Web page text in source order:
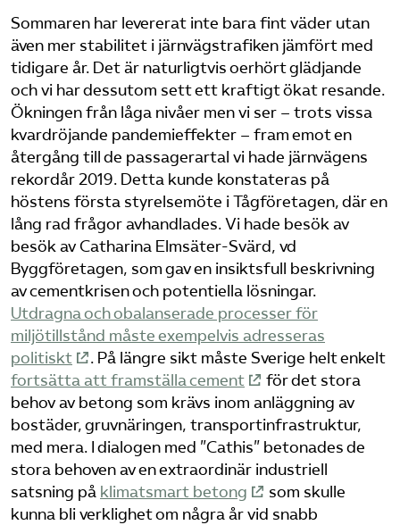
Bli medlem
Logga in på Arbetsgivarguiden
Sök på tagforetagen.se
Sommaren har levererat inte bara fint väder utan
även mer stabilitet i järnvägstrafiken jämfört med
tidigare år. Det är naturligtvis oerhört glädjande
och vi har dessutom sett ett kraftigt ökat resande.
Ökningen från låga nivåer men vi ser – trots vissa
kvardröjande pandemieffekter – fram emot en
återgång till de passagerartal vi hade järnvägens
rekordår 2019. Detta kunde konstateras på
höstens första styrelsemöte i Tågföretagen, där en
lång rad frågor avhandlades. Vi hade besök av
besök av Catharina Elmsäter-Svärd, vd
Byggföretagen, som gav en insiktsfull beskrivning
av cementkrisen och potentiella lösningar.
Utdragna och obalanserade processer för
miljötillstånd måste exempelvis adresseras
politiskt
. På längre sikt måste Sverige helt enkelt
fortsätta att framställa cement
för det stora
behov av betong som krävs inom anläggning av
bostäder, gruvnäringen, transportinfrastruktur,
med mera. I dialogen med ”Cathis” betonades de
stora behoven av en extraordinär industriell
satsning på klimatsmart betong
som skulle
kunna bli verklighet om några år vid snabb